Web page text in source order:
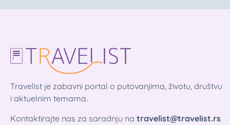
Travelist je zabavni portal o putovanjima, životu, društvu
i aktuelnim temama.
Kontaktirajte nas za saradnju na travelist@travelist.rs